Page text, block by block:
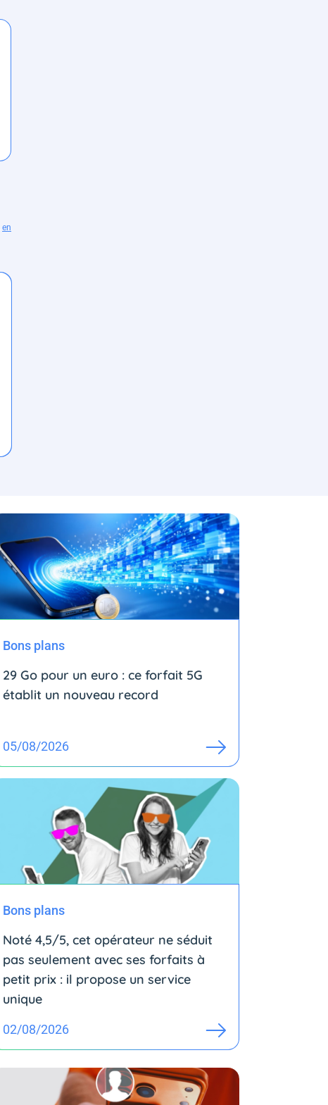
en
Bons plans
29 Go pour un euro : ce forfait 5G
établit un nouveau record
05/08/2026
Bons plans
Noté 4,5/5, cet opérateur ne séduit
pas seulement avec ses forfaits à
petit prix : il propose un service
unique
02/08/2026